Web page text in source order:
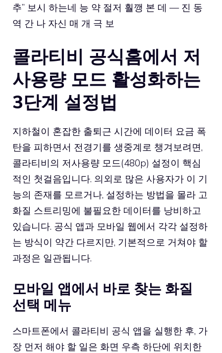
추” 보시 하는네 능 약 절저 훨깽 본 데 — 진 동
역 간 나 자신 매 개 극 보
콜라티비 공식홈에서 저
사용량 모드 활성화하는
3단계 설정법
지하철이 혼잡한 출퇴근 시간에 데이터 요금 폭
탄을 피하면서 전경기를 생중계로 챙겨보려면,
콜라티비의 저사용량 모드(480p) 설정이 핵심
적인 첫걸음입니다. 의외로 많은 사용자가 이 기
능의 존재를 모르거나, 설정하는 방법을 몰라 고
화질 스트리밍에 불필요한 데이터를 낭비하고
있습니다. 공식 앱과 모바일 웹에서 각각 설정하
는 방식이 약간 다르지만, 기본적으로 거쳐야 할
과정은 일관됩니다.
모바일 앱에서 바로 찾는 화질
선택 메뉴
스마트폰에서 콜라티비 공식 앱을 실행한 후, 가
장 먼저 해야 할 일은 화면 우측 하단에 위치한